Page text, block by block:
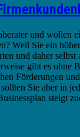
und wollen
Weil Sie ein
und daher
gibt es ohne
Förderungen
Sie aber in
steigt